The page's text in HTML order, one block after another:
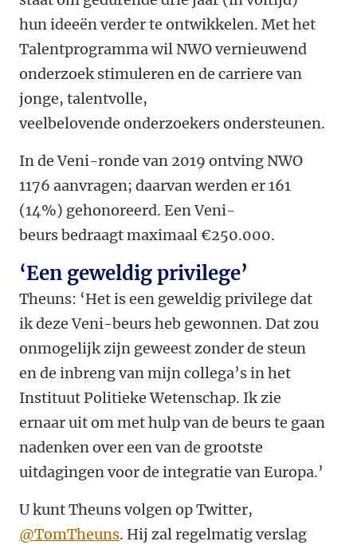
hun ideeën verder te ontwikkelen. Met het
Talentprogramma wil NWO vernieuwend
onderzoek stimuleren en de carriere van
jonge, talentvolle,
veelbelovende onderzoekers ondersteunen.
In de Veni-ronde van 2019 ontving NWO
1176 aanvragen; daarvan werden er 161
(14%) gehonoreerd. Een Veni-
beurs bedraagt maximaal €250.000.
‘Een geweldig privilege’
Theuns: ‘Het is een geweldig privilege dat
ik deze Veni-beurs heb gewonnen. Dat zou
onmogelijk zijn geweest zonder de steun
en de inbreng van mijn collega’s in het
Instituut Politieke Wetenschap. Ik zie
ernaar uit om met hulp van de beurs te gaan
nadenken over een van de grootste
uitdagingen voor de integratie van Europa.’
U kunt Theuns volgen op Twitter,
@TomTheuns. Hij zal regelmatig verslag